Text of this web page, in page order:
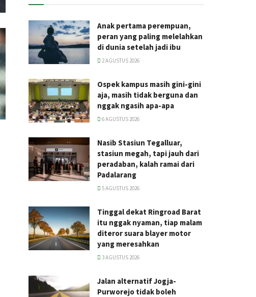
Anak pertama perempuan,
peran yang paling melelahkan
di dunia setelah jadi ibu
2 AGUSTUS 2026
Ospek kampus masih gini-gini
aja, masih tidak berguna dan
nggak ngasih apa-apa
6 AGUSTUS 2026
Nasib Stasiun Tegalluar,
stasiun megah, tapi jauh dari
peradaban, kalah ramai dari
Padalarang
5 AGUSTUS 2026
Tinggal dekat Ringroad Barat
itu nggak nyaman, tiap malam
diteror suara blayer motor
yang meresahkan
3 AGUSTUS 2026
Jalan alternatif Jogja-
Purworejo tidak boleh